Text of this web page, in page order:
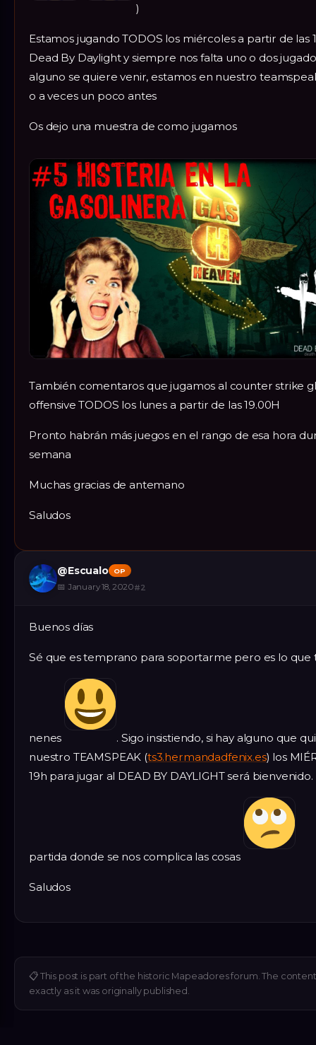
)
Estamos jugando TODOS los miércoles a partir de las
Dead By Daylight y siempre nos falta uno o dos
alguno se quiere venir, estamos en nuestro
o a veces un poco antes
Os dejo una muestra de como jugamos
También comentaros que jugamos al counter strike
offensive TODOS los lunes a partir de las 19.00H
Pronto habrán más juegos en el rango de esa hora
semana
Muchas gracias de antemano
Saludos
@Escualo OP
📅 January 18, 2020#2
Buenos días
Sé que es temprano para soportarme pero es lo que
nenes
. Sigo insistiendo, si hay alguno que
nuestro TEAMSPEAK (ts3.hermandadfenix.es) los
19h para jugar al DEAD BY DAYLIGHT será
partida donde se nos complica las cosas
Saludos
📋 This post is part of the historic Mapeadores forum. The
exactly as it was originally published.